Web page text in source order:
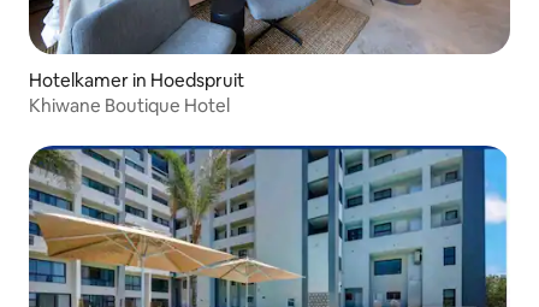
Hotelkamer in Hoedspruit
Khiwane Boutique Hotel